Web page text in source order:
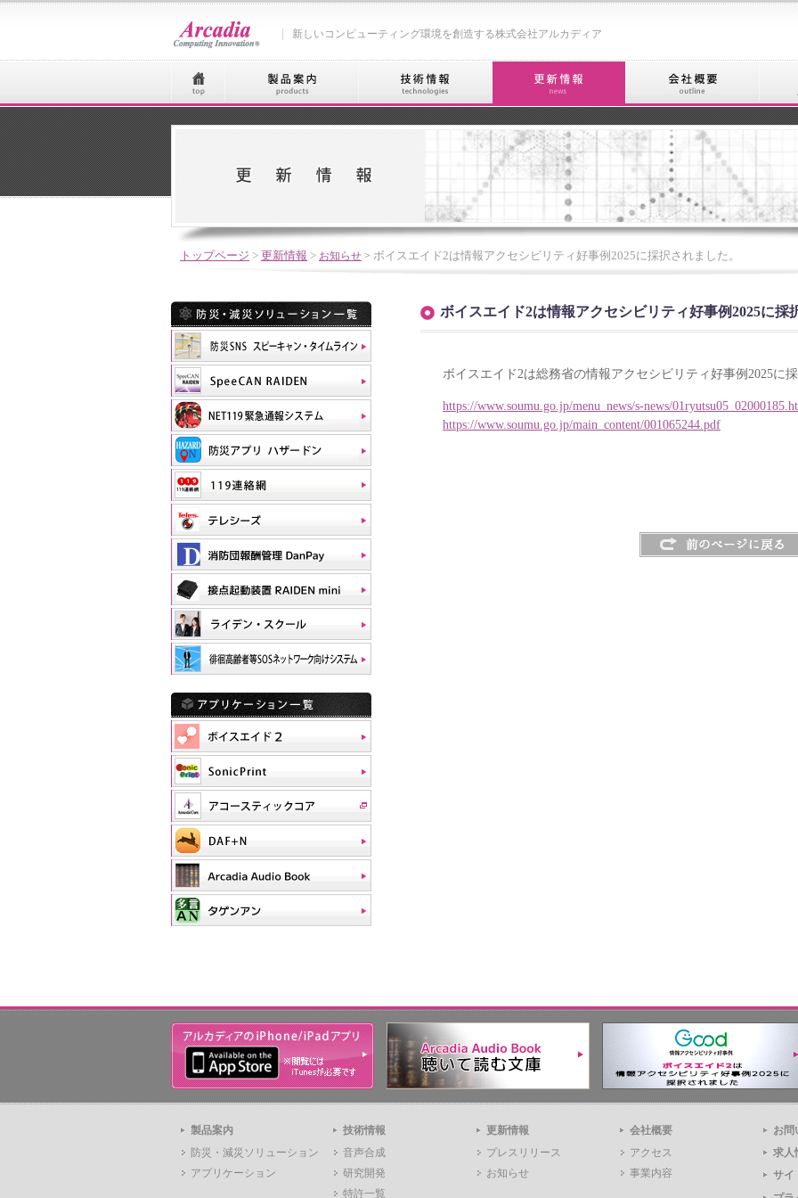
新しいコンピューティング環境を創造する株式会社アルカディア
トップページ > 更新情報 > お知らせ > ボイスエイド2は情報アクセシビリティ好事例2025に採択されました。
ボイスエイド2は情報アクセシビリティ好事例2025に採
ボイスエイド2は総務省の情報アクセシビリティ好事例2025に採
https://www.soumu.go.jp/menu_news/s-news/
https://www.soumu.go.jp/main_content/001065244.pdf
製品案内
防災・減災ソリューション
アプリケーション
技術情報
音声合成
研究開発
特許一覧
更新情報
プレスリリース
お知らせ
会社概要
アクセス
事業内容
お問
求人
サイ